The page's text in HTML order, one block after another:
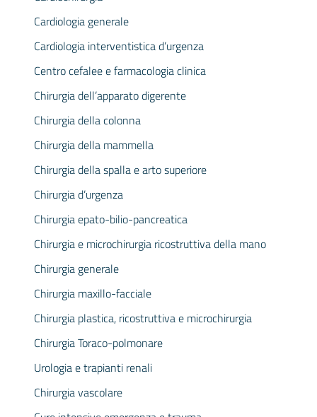
Cardiologia generale
Cardiologia interventistica d’urgenza
Centro cefalee e farmacologia clinica
Chirurgia dell’apparato digerente
Chirurgia della colonna
Chirurgia della mammella
Chirurgia della spalla e arto superiore
Chirurgia d’urgenza
Chirurgia epato-bilio-pancreatica
Chirurgia e microchirurgia ricostruttiva della mano
Chirurgia generale
Chirurgia maxillo-facciale
Chirurgia plastica, ricostruttiva e microchirurgia
Chirurgia Toraco-polmonare
Urologia e trapianti renali
Chirurgia vascolare